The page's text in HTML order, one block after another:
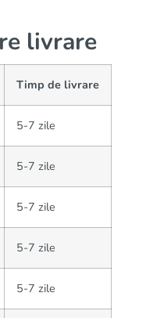
livrare
Timp de livrare
5-7 zile
5-7 zile
5-7 zile
5-7 zile
5-7 zile